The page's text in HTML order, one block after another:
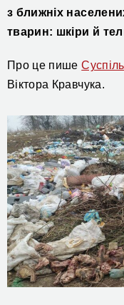
з ближніх
тварин: шкіри й
Про це пише
Віктора Кравчука.